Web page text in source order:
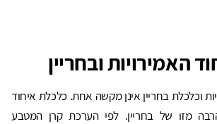
האמירויות ובחריין
וכלכלת בחריין אינן מקשה אחת. כלכלת איחוד
מזו של בחריין. לפי הערכת קרן המטבע